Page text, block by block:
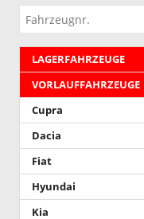
Fahrzeugnr.
LAGERFAHRZEUGE
VORLAUFFAHRZEUGE
Cupra
Dacia
Fiat
Hyundai
Kia